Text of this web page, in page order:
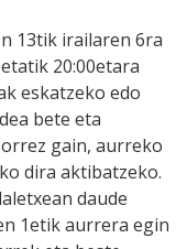
13tik irailaren 6ra
20:00etara
eskatzeko edo
bete eta
gain, aurreko
dira aktibatzeko.
daude
1etik aurrera egin